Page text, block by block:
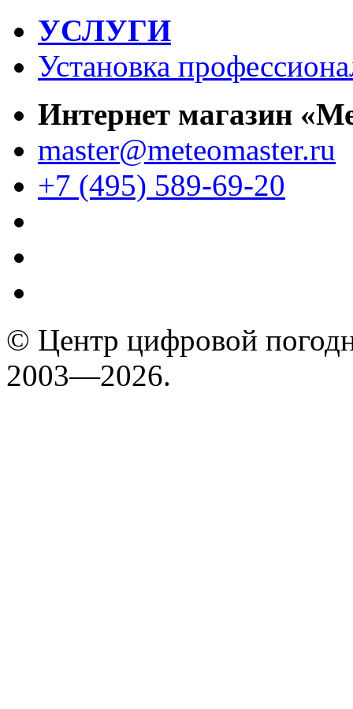
УСЛУГИ
Установка
Интернет магазин
master@meteomaster.ru
+7 (495) 589-69-20
© Центр цифровой
2003—2026.